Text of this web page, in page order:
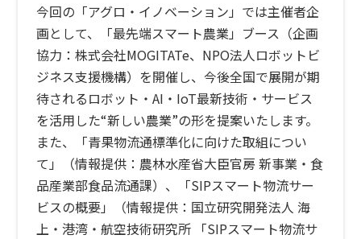
今回の「アグロ・イノベーション」では主催者企
画として、「最先端スマート農業」ブース（企画
協力：株式会社MOGITATe、NPO法人ロボットビ
ジネス支援機構）を開催し、今後全国で展開が期
待されるロボット・AI・IoT最新技術・サービス
を活用した“新しい農業”の形を提案いたします。
また、「青果物流通標準化に向けた取組につい
て」（情報提供：農林水産省大臣官房 新事業・食
品産業部食品流通課）、「SIPスマート物流サー
ビスの概要」（情報提供：国立研究開発法人 海
上・港湾・航空技術研究所 「SIPスマート物流サ